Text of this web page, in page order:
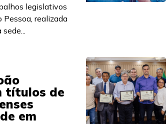
legislativos
Pessoa, realizada
títulos de
em